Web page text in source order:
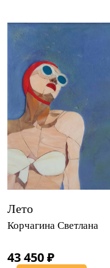
Лето
Корчагина Светлана
43 450 ₽